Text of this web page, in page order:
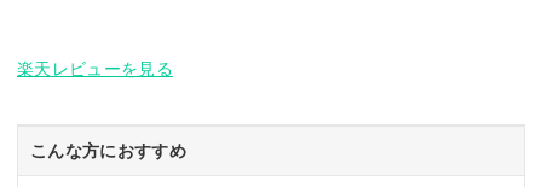
楽天レビューを見る
こんな方におすすめ